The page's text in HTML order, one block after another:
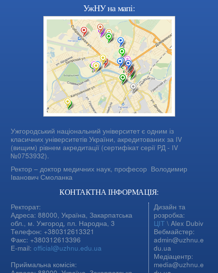
УжНУ на мапі:
Ужгородський національний університет є одним із
класичних університетів України, акредитованих за IV
(вищим) рівнем акредитації (сертифікат серії РД - IV
№0753932).
Ректор – доктор медичних наук, професор Володимир
Іванович Смоланка
КОНТАКТНА ІНФОРМАЦІЯ:
Ректорат:
Адреса: 88000, Україна, Закарпатська
обл., м. Ужгород, пл. Народна, 3
Телефон: +380312613321
Факс: +380312613396
E-mail:official@uzhnu.edu.ua
Приймальна комісія:
Дизайн та
розробка:
ЦІТ \ Alex Dubiv
Вебмайстер:
admin@uzhnu.e
du.ua
Медіацентр:
media@uzhnu.e